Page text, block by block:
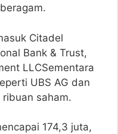
Citadel
Bank & Trust,
LLCSementara
UBS AG dan
saham.
174,3 juta,